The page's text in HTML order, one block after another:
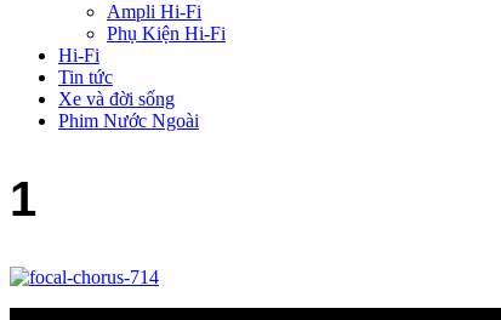
Ampli Hi-Fi
Phụ Kiện Hi-Fi
Hi-Fi
Tin tức
Xe và đời sống
Phim Nước Ngoài
1